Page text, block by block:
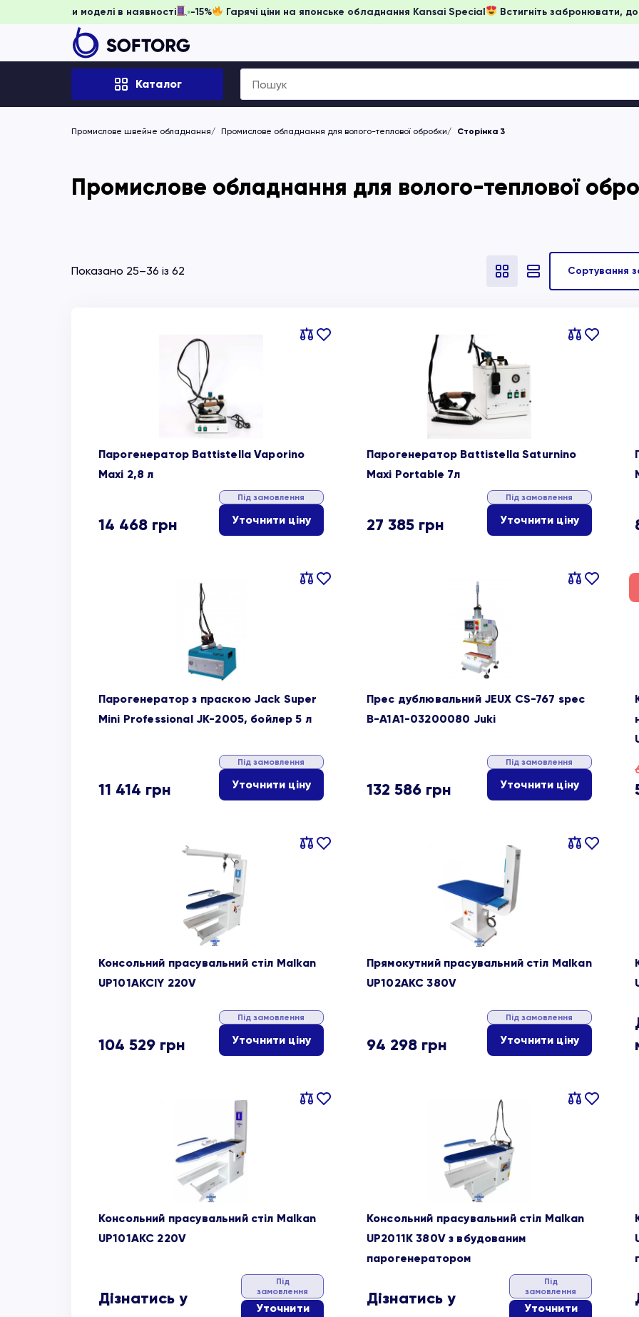
забронювати, доки моделі в наявності -15% Гарячі ціни на японське обладнання Kansai Special Встигніть
Каталог
Search
for:
Промислове швейне обладнання Промислове обладнання для волого-теплової обробки Сторінка 3
Промислове обладнання для волого-теплової
Показано 25–36 із 62
Порівняти
В
Парогенератор Battistella Vaporino
Maxi 2,8 л
14 468 грн
Під замовлення
Уточнити ціну
Порівняти
В
Парогенератор Battistella Saturnino
Maxi Portable 7л
27 385 грн
Під замовлення
Уточнити ціну
Порівняти
В
Парогенератор з праскою Jack Super
Mini Professional JK-2005, бойлер 5 л
11 414 грн
Під замовлення
Уточнити ціну
Порівняти
В
Прес дублювальний JEUX CS-767 spec
B-A1A1-03200080 Juki
132 586 грн
Під замовлення
Уточнити ціну
Порівняти
В
Консольний прасувальний стіл Malkan
UP101AKCIY 220V
104 529 грн
Під замовлення
Уточнити ціну
Порівняти
В
Прямокутний прасувальний стіл Malkan
UP102AKC 380V
94 298 грн
Під замовлення
Уточнити ціну
Порівняти
В
Консольний прасувальний стіл Malkan
UP101AKC 220V
Дізнатись у
Під
замовлення
Уточнити
Порівняти
В
Консольний прасувальний стіл Malkan
UP2011K 380V з вбудованим
парогенератором
Дізнатись у
Під
замовлення
Уточнити